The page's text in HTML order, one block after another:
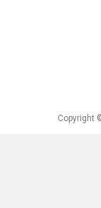
Copyright